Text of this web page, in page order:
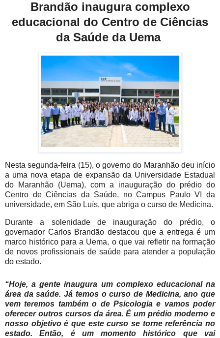
Brandão inaugura complexo
educacional do Centro de Ciências
da Saúde da Uema
Nesta segunda-feira (15), o governo do Maranhão deu início
a uma nova etapa de expansão da Universidade Estadual
do Maranhão (Uema), com a inauguração do prédio do
Centro de Ciências da Saúde, no Campus Paulo VI da
universidade, em São Luís, que abriga o curso de Medicina.
Durante a solenidade de inauguração do prédio, o
governador Carlos Brandão destacou que a entrega é um
marco histórico para a Uema, o que vai refletir na formação
de novos profissionais de saúde para atender a população
do estado.
“Hoje, a gente inaugura um complexo educacional na
área da saúde. Já temos o curso de Medicina, ano que
vem teremos também o de Psicologia e vamos poder
oferecer outros cursos da área. É um prédio moderno e
nosso objetivo é que este curso se torne referência no
estado. Então, é um momento histórico que vai